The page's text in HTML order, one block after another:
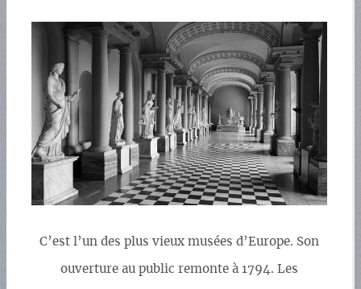
C’est l’un des plus vieux musées d’Europe. Son
ouverture au public remonte à 1794. Les